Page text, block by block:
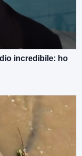
incredibile: ho